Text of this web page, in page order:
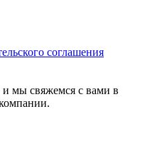
соглашения
и мы свяжемся с вами в